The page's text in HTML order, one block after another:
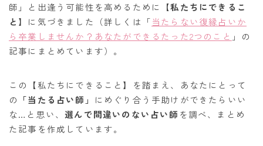
師」と出逢う可能性を高めるために
【私たちにできるこ
と】 に気づきました（詳しくは「当たらない復縁占いか
ら卒業しませんか？あなたができるたった2つのこと 」の
記事にまとめています）。
この【私たちにできること】を踏まえ、
あなたにとって
の 「当たる占い師」
にめぐり合う手助けができたらいい
な…と思い、選んで間違いのない占い師 を調べ、まとめ
た記事を作成しています。